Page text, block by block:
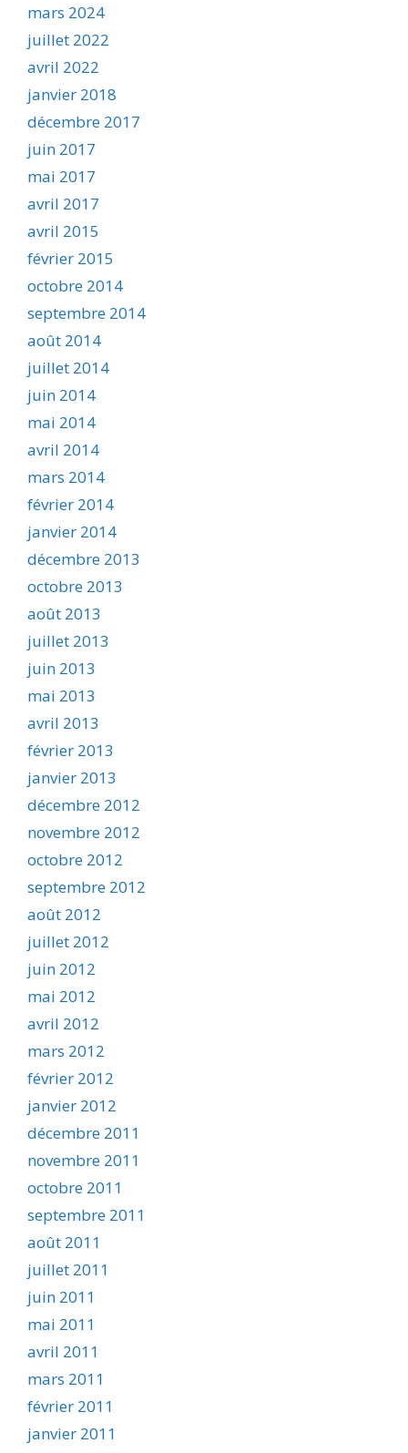
mars 2024
juillet 2022
avril 2022
janvier 2018
décembre 2017
juin 2017
mai 2017
avril 2017
avril 2015
février 2015
octobre 2014
septembre 2014
août 2014
juillet 2014
juin 2014
mai 2014
avril 2014
mars 2014
février 2014
janvier 2014
décembre 2013
octobre 2013
août 2013
juillet 2013
juin 2013
mai 2013
avril 2013
février 2013
janvier 2013
décembre 2012
novembre 2012
octobre 2012
septembre 2012
août 2012
juillet 2012
juin 2012
mai 2012
avril 2012
mars 2012
février 2012
janvier 2012
décembre 2011
novembre 2011
octobre 2011
septembre 2011
août 2011
juillet 2011
juin 2011
mai 2011
avril 2011
mars 2011
février 2011
janvier 2011